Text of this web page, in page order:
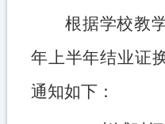
根据学校教
年上半年结业证
通知如下：